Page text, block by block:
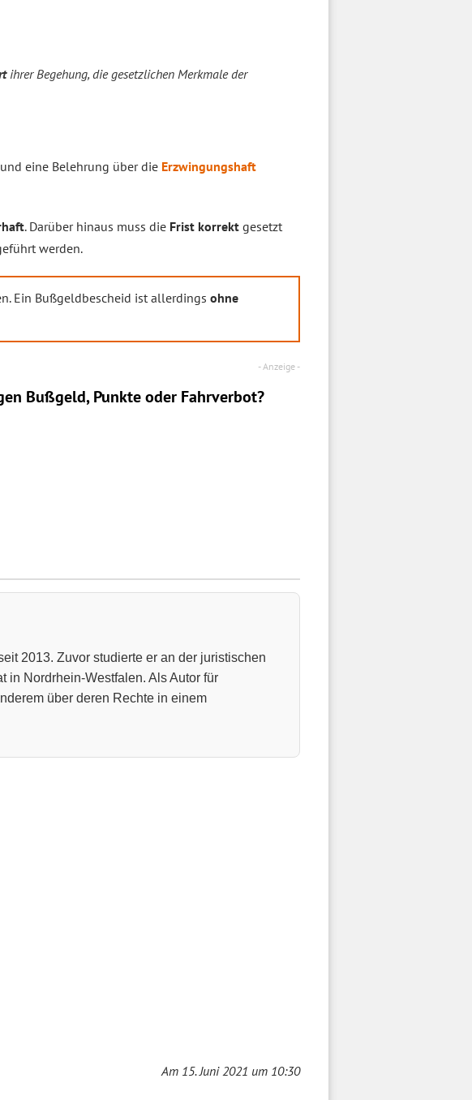
ihrer Begehung, die gesetzlichen Merkmale der
und eine Belehrung über die Erzwingungshaft
. Darüber hinaus muss die Frist korrekt gesetzt
werden.
Ein Bußgeldbescheid ist allerdings ohne
Bußgeld, Punkte oder Fahrverbot?
2013. Zuvor studierte er an der juristischen
in Nordrhein-Westfalen. Als Autor für
über deren Rechte in einem
Am 15. Juni 2021 um 10:30